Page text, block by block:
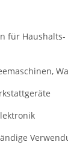
für Haushalts-